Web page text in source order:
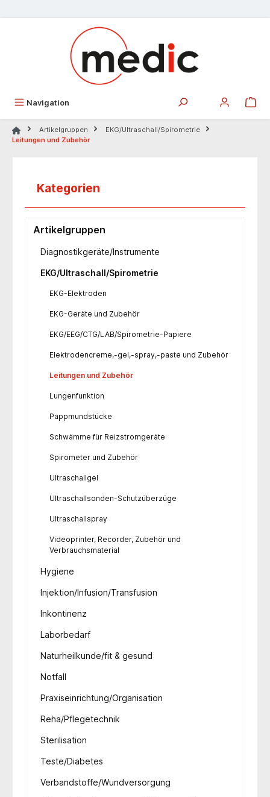
Navigation
Artikelgruppen
EKG/Ultraschall/Spirometrie
Leitungen und Zubehör
Kategorien
Artikelgruppen
Diagnostikgeräte/Instrumente
EKG/Ultraschall/Spirometrie
EKG-Elektroden
EKG-Geräte und Zubehör
EKG/EEG/CTG/LAB/Spirometrie-Papiere
Elektrodencreme,-gel,-spray,-paste und Zubehör
Leitungen und Zubehör
Lungenfunktion
Pappmundstücke
Schwämme für Reizstromgeräte
Spirometer und Zubehör
Ultraschallgel
Ultraschallsonden-Schutzüberzüge
Ultraschallspray
Videoprinter, Recorder, Zubehör und
Verbrauchsmaterial
Hygiene
Injektion/Infusion/Transfusion
Inkontinenz
Laborbedarf
Naturheilkunde/fit & gesund
Notfall
Praxiseinrichtung/Organisation
Reha/Pflegetechnik
Sterilisation
Teste/Diabetes
Verbandstoffe/Wundversorgung